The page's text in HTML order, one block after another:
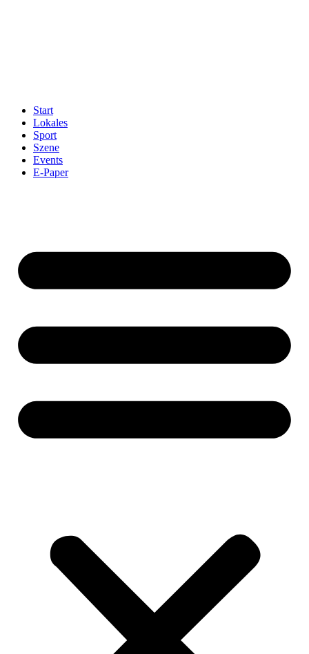
Start
Lokales
Sport
Szene
Events
E-Paper